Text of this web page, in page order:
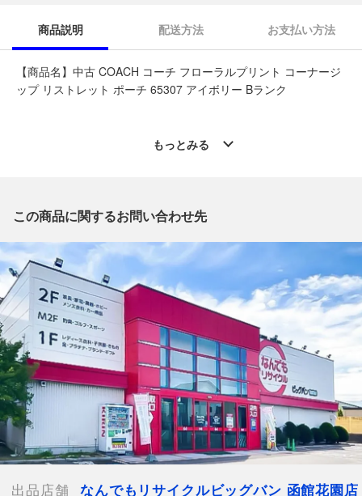
商品説明 配送方法 お支払い方法
【商品名】中古 COACH コーチ フローラルプリント コーナージ
ップ リストレット ポーチ 65307 アイボリー Bランク
※「なんでもリサイクルビッグバン 公式オンラインストアの出
電話番号：0138-35-3196
【店舗内商品コード】1016003100707
【メーカー】COACH/コーチ
【型番】65307
【対象】レディース
【素材】PVC
【カラー】アイボリー
【サイズ】W約15.5cm x H約10.5cm x D約2cm
【開閉式】ファスナー
【カード入れ】2箇所
【付属品】なし
【ランク】Bランク
通常使用による傷や汚れが見受けられる中古品
もっとみる
この商品に関するお問い合わせ先
出品店舗 なんでもリサイクルビッグバン 函館花園店